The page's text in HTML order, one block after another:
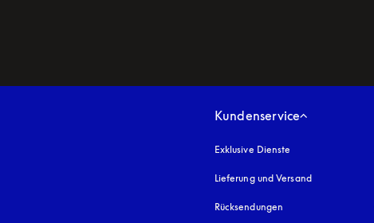
Kundenservice
Exklusive Dienste
Lieferung und Versand
Rücksendungen